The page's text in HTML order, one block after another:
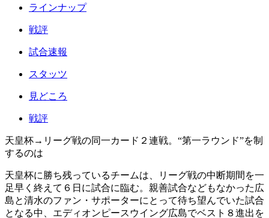
ラインナップ
戦評
試合速報
スタッツ
見どころ
戦評
天皇杯→リーグ戦の同一カード２連戦。“第一ラウンド”を制
するのは
天皇杯に勝ち残っているチームは、リーグ戦の中断期間を一
足早く終えて６日に試合に臨む。親善試合などもなかった広
島と清水のファン・サポーターにとって待ち望んでいた試合
となる中、エディオンピースウイング広島でベスト８進出を